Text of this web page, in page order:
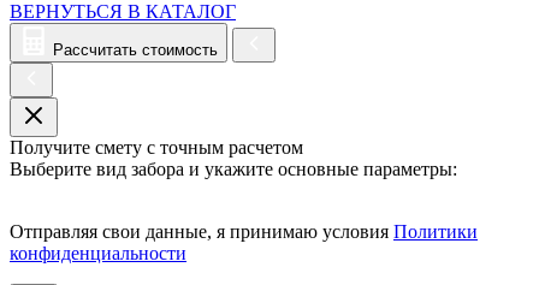
ВЕРНУТЬСЯ В КАТАЛОГ
Рассчитать стоимость
Получите смету с точным расчетом
Выберите вид забора и укажите основные параметры:
Отправляя свои данные, я принимаю условия Политики
конфиденциальности